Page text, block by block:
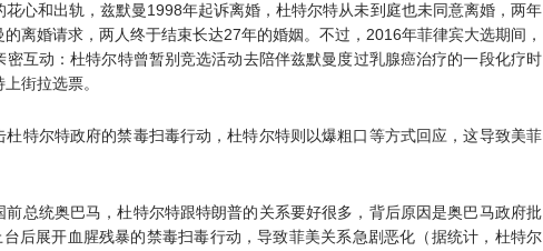
心和出轨，兹默曼1998年起诉离婚，杜特尔特从未到庭也未同意离婚，两年
离婚请求，两人终于结束长达27年的婚姻。不过，2016年菲律宾大选期间，
密互动：杜特尔特曾暂别竞选活动去陪伴兹默曼度过乳腺癌治疗的一段化疗时
街拉选票。
杜特尔特政府的禁毒扫毒行动，杜特尔特则以爆粗口等方式回应，这导致美菲
前总统奥巴马，杜特尔特跟特朗普的关系要好很多，背后原因是奥巴马政府批
后展开血腥残暴的禁毒扫毒行动，导致菲美关系急剧恶化（据统计，杜特尔